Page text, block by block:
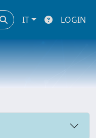
IT LOGIN